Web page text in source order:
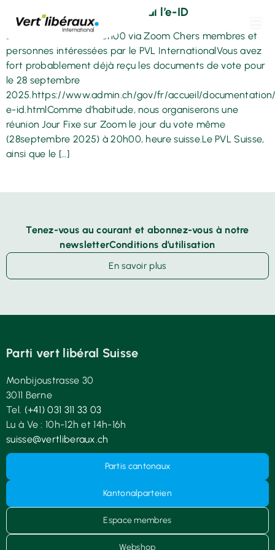
Jour Fixe – thème principal l’e-ID
Le 28 Septembre à 20h00 via Zoom Chers membres et
personnes intéressées par le PVL InternationalVous avez
fort probablement déjà reçu les documents de vote pour
le 28 septembre
2025.https://www.admin.ch/gov/fr/accueil/
e-id.htmlComme d’habitude, nous organiserons une
réunion Jour Fixe sur Zoom le jour du vote même
(28septembre 2025) à 20h00, heure suisse.Le PVL Suisse,
ainsi que le […]
Tenez-vous au courant et abonnez-vous à notre
newsletterConditions d’utilisation
En savoir plus
Parti vert libéral Suisse
Monbijoustrasse 30
3011 Berne
Tel. (+41) 031 311 33 03
Lu à Ve : 10h-12h et 14h-16h
suisse@vertliberaux.ch
Partis cantonaux
Kantonalparteien
Espace membres
Webshop